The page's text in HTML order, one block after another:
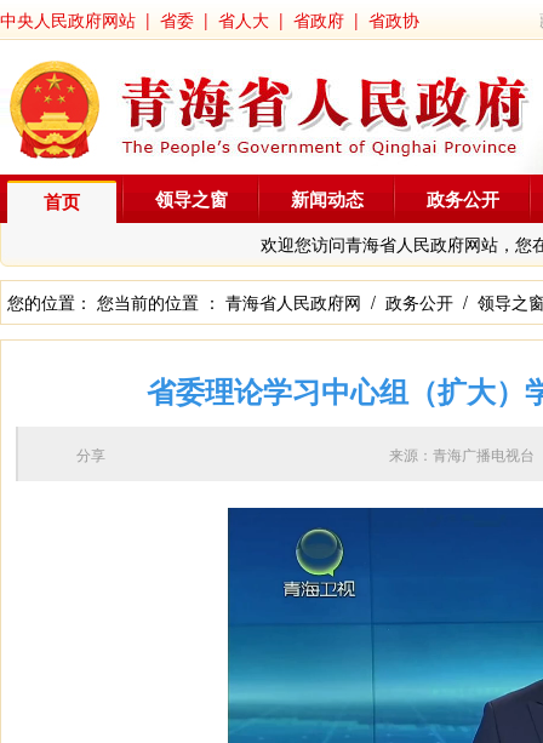
中央人民政府网站 | 省委 | 省人大 | 省政府 | 省政协
首页
欢迎您访问青海省人民政府网站，您
领导之窗 新闻动态 政务公开
您的位置： 您当前的位置 ： 青海省人民政府网 / 政务公开 / 领导之
省委理论学习中心组（扩大）
来源：青海广播电视
分享